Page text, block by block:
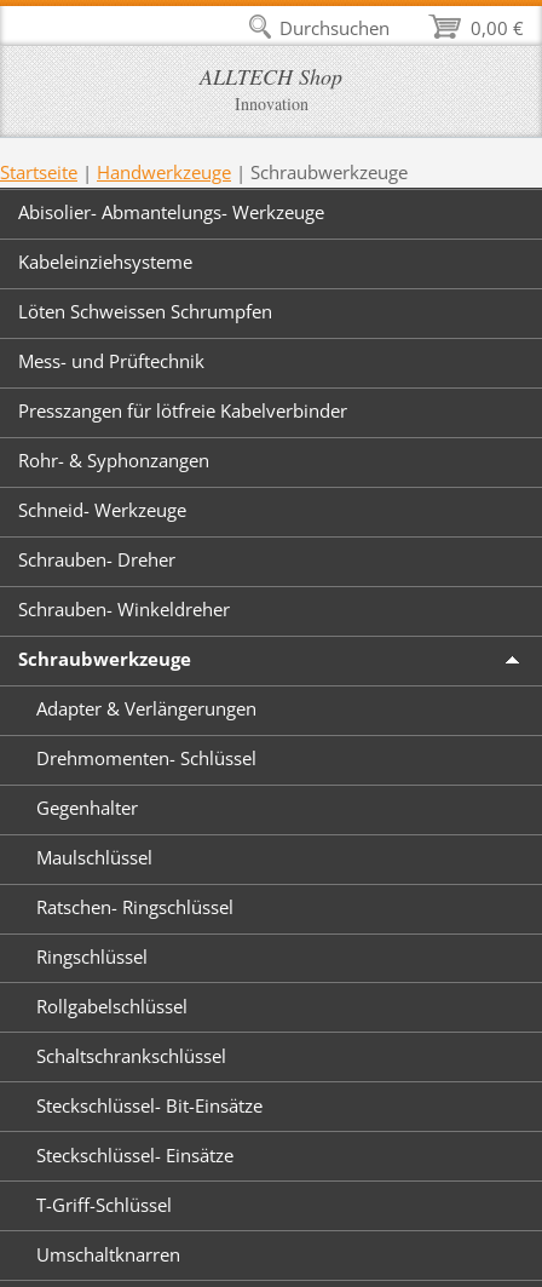
ALLTECH Shop
Innovation
Startseite | Handwerkzeuge | Schraubwerkzeuge
Abisolier- Abmantelungs- Werkzeuge
Kabeleinziehsysteme
Löten Schweissen Schrumpfen
Mess- und Prüftechnik
Presszangen für lötfreie Kabelverbinder
Rohr- & Syphonzangen
Schneid- Werkzeuge
Schrauben- Dreher
Schrauben- Winkeldreher
Schraubwerkzeuge
Adapter & Verlängerungen
Drehmomenten- Schlüssel
Gegenhalter
Maulschlüssel
Ratschen- Ringschlüssel
Ringschlüssel
Rollgabelschlüssel
Schaltschrankschlüssel
Steckschlüssel- Bit-Einsätze
Steckschlüssel- Einsätze
T-Griff-Schlüssel
Umschaltknarren
0,00 €
Durchsuchen